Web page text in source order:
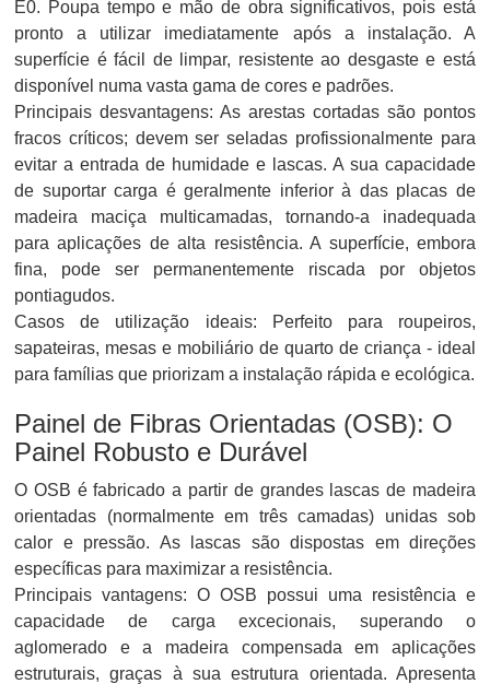
E0. Poupa tempo e mão de obra significativos, pois está
pronto a utilizar imediatamente após a instalação. A
superfície é fácil de limpar, resistente ao desgaste e está
disponível numa vasta gama de cores e padrões.
Principais desvantagens: As arestas cortadas são pontos
fracos críticos; devem ser seladas profissionalmente para
evitar a entrada de humidade e lascas. A sua capacidade
de suportar carga é geralmente inferior à das placas de
madeira maciça multicamadas, tornando-a inadequada
para aplicações de alta resistência. A superfície, embora
fina, pode ser permanentemente riscada por objetos
pontiagudos.
Casos de utilização ideais: Perfeito para roupeiros,
sapateiras, mesas e mobiliário de quarto de criança - ideal
para famílias que priorizam a instalação rápida e ecológica.
Painel de Fibras Orientadas (OSB): O
Painel Robusto e Durável
O OSB é fabricado a partir de grandes lascas de madeira
orientadas (normalmente em três camadas) unidas sob
calor e pressão. As lascas são dispostas em direções
específicas para maximizar a resistência.
Principais vantagens: O OSB possui uma resistência e
capacidade de carga excecionais, superando o
aglomerado e a madeira compensada em aplicações
estruturais, graças à sua estrutura orientada. Apresenta